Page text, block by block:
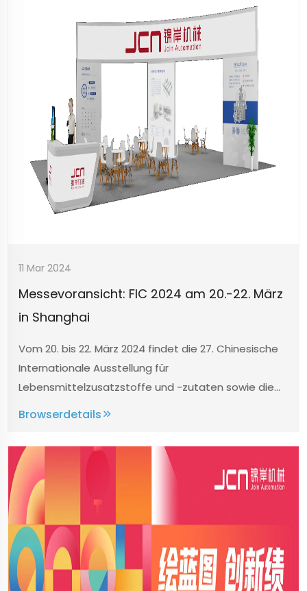
11 Mar 2024
Messevoransicht: FIC 2024 am 20.-22. März
in Shanghai
Vom 20. bis 22. März 2024 findet die 27. Chinesische
Internationale Ausstellung für
Lebensmittelzusatzstoffe und -zutaten sowie die
Lebensmittelzusatzstoffen (FIC2024) im Shanghai
National Convention and Exhibition Center statt ...
Browserdetails